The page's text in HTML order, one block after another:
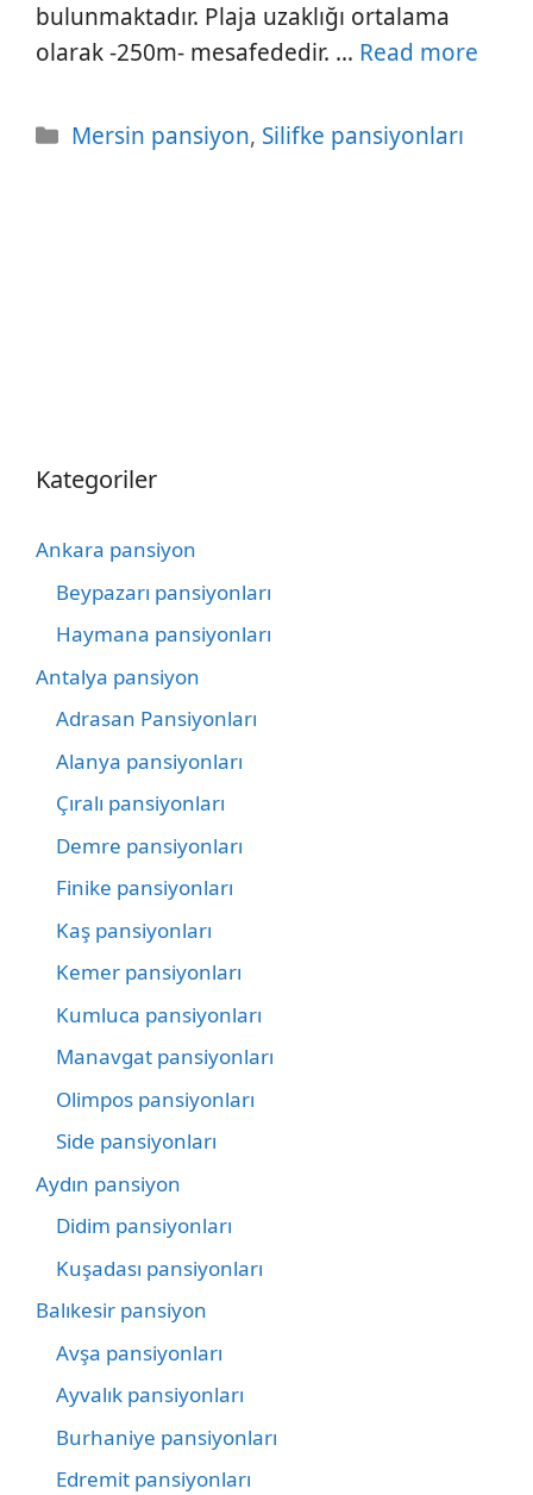
bulunmaktadır. Plaja uzaklığı ortalama
olarak -250m- mesafededir. … Read more
Kategoriler
Mersin pansiyon, Silifke pansiyonları
Kategoriler
Ankara pansiyon
Beypazarı pansiyonları
Haymana pansiyonları
Antalya pansiyon
Adrasan Pansiyonları
Alanya pansiyonları
Çıralı pansiyonları
Demre pansiyonları
Finike pansiyonları
Kaş pansiyonları
Kemer pansiyonları
Kumluca pansiyonları
Manavgat pansiyonları
Olimpos pansiyonları
Side pansiyonları
Aydın pansiyon
Didim pansiyonları
Kuşadası pansiyonları
Balıkesir pansiyon
Avşa pansiyonları
Ayvalık pansiyonları
Burhaniye pansiyonları
Edremit pansiyonları